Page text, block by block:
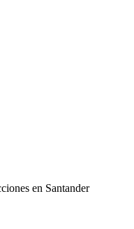
en Santander